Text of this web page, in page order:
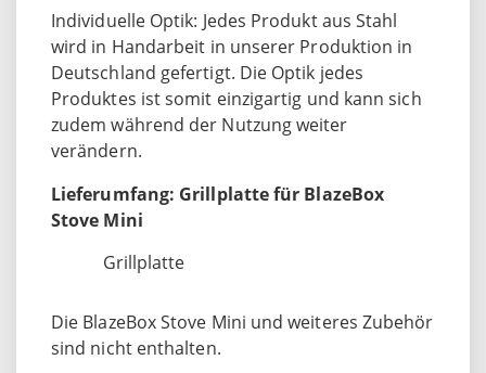
Individuelle Optik: Jedes Produkt aus Stahl
wird in Handarbeit in unserer Produktion in
Deutschland gefertigt. Die Optik jedes
Produktes ist somit einzigartig und kann sich
zudem während der Nutzung weiter
verändern.
Lieferumfang: Grillplatte für BlazeBox
Stove Mini
Grillplatte
Die BlazeBox Stove Mini und weiteres Zubehör
sind nicht enthalten.